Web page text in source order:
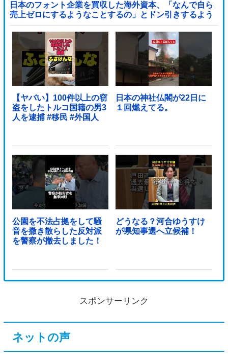
日本のフォント企業を買収した海外資本、「なんで自ら
売上ゼロにするようなことするの」とドン引きするよう
な方針転換を……他
【ヤバい】100件以上の窃
盗をしたトルコ国籍の男3
人を逮捕 #移民 #外国人
日本の神社仏閣が22日に
１回燃えてる。
公園を不法占拠をして騒
音を撒き散らした反対派
を警察が撤去しました！
どうなる？河合ゆうすけ
が県知事選へ立候補！
スポンサーリンク
ネットの声